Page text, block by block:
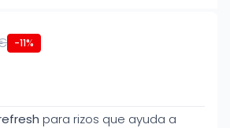
-11%
para rizos que ayuda a